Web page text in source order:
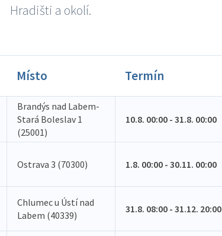
Hradišti a okolí.
Místo Termín
Brandýs nad Labem-
Stará Boleslav 1
(25001)
10.8. 00:00 - 31.8. 00:00
Ostrava 3 (70300) 1.8. 00:00 - 30.11. 00:00
Chlumec u Ústí nad
Labem (40339)
31.8. 08:00 - 31.12. 20:00